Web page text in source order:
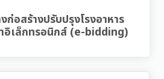
ก่อสร้างปรับปรุงโรงอาหาร
อิเล็กทรอนิกส์ (e-bidding)